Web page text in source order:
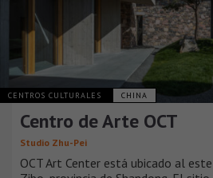
CENTROS CULTURALES CHINA
Centro de Arte OCT
Studio Zhu-Pei
OCT Art Center está ubicado al